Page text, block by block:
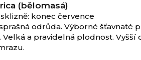
(bělomasá)
konec července
odrůda. Výborné šťavnaté
Velká a pravidelná plodnost. Vyšší